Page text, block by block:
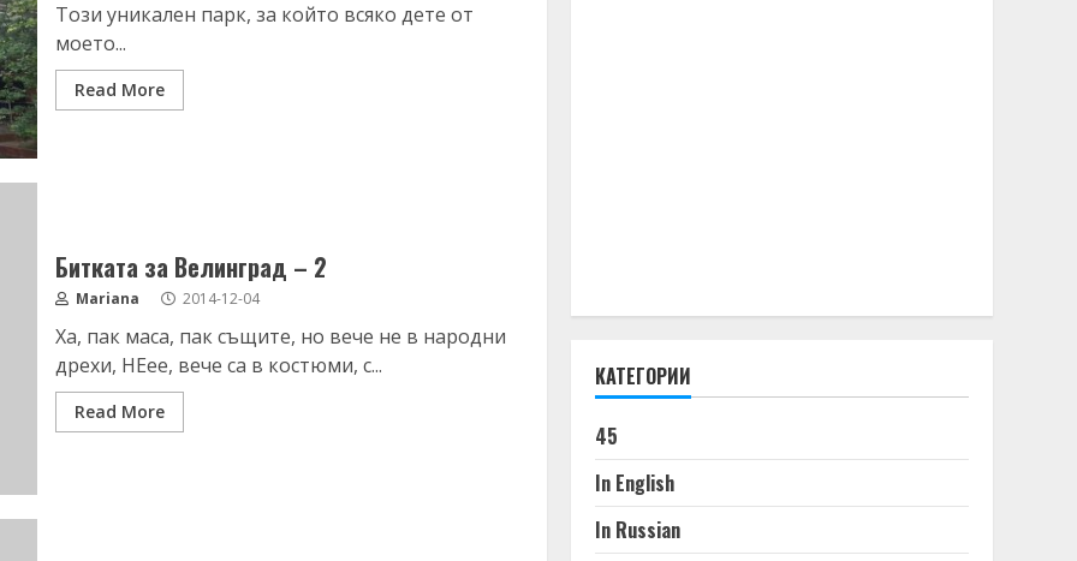
Този уникален парк, за който всяко дете от
моето...
Read More
Битката за Велинград – 2
Mariana 2014-12-04
Ха, пак маса, пак същите, но вече не в народни
дрехи, НЕее, вече са в костюми, с...
Read More
КАТЕГОРИИ
45
In English
In Russian